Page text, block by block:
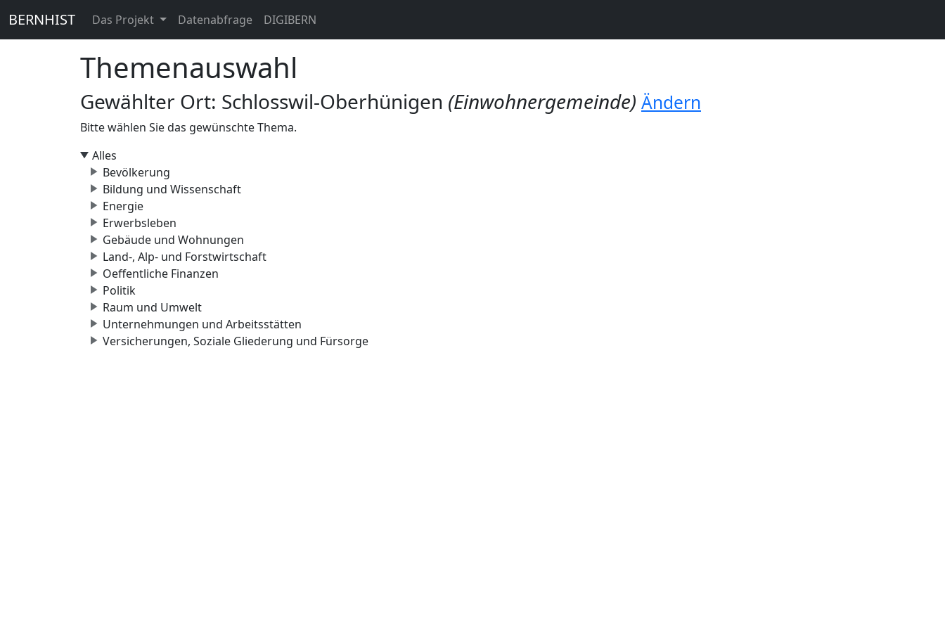
BERNHIST Das Projekt Datenabfrage DIGIBERN
Themenauswahl
Gewählter Ort: Schlosswil-Oberhünigen (Einwohnergemeinde) Ändern
Bitte wählen Sie das gewünschte Thema.
Alles
Bevölkerung
Bildung und Wissenschaft
Energie
Erwerbsleben
Gebäude und Wohnungen
Land-, Alp- und Forstwirtschaft
Oeffentliche Finanzen
Politik
Raum und Umwelt
Unternehmungen und Arbeitsstätten
Versicherungen, Soziale Gliederung und Fürsorge